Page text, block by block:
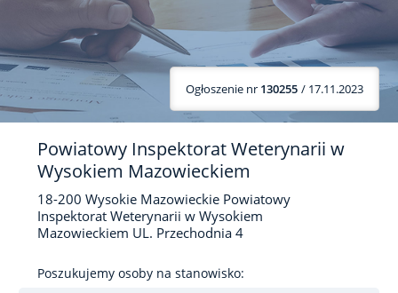
Ogłoszenie nr 130255 / 17.11.2023
Powiatowy Inspektorat Weterynarii w
Wysokiem Mazowieckiem
18-200 Wysokie Mazowieckie Powiatowy
Inspektorat Weterynarii w Wysokiem
Mazowieckiem UL. Przechodnia 4
Poszukujemy osoby na stanowisko: